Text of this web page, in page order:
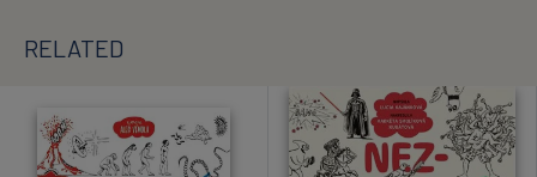
RELATED